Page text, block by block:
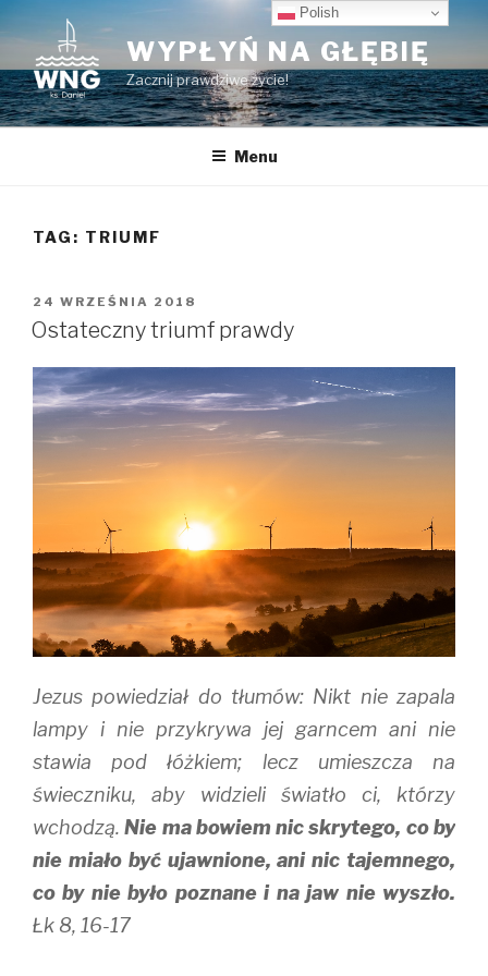
Przeskocz
do
treści
WYPŁYŃ NA GŁĘBIĘ
Zacznij prawdziwe życie!
Menu
TAG: TRIUMF
OPUBLIKOWANE
W
24 WRZEŚNIA 2018
Ostateczny triumf prawdy
Jezus powiedział do tłumów: Nikt nie zapala
lampy i nie przykrywa jej garncem ani nie
stawia pod łóżkiem; lecz umieszcza na
świeczniku, aby widzieli światło ci, którzy
wchodzą.Nie ma bowiem nic skrytego, co by
nie miało być ujawnione, ani nic tajemnego,
co by nie było poznane i na jaw nie wyszło.
Łk 8, 16-17
Polish